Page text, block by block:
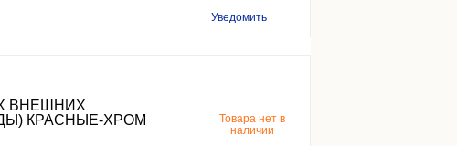
Уведомить
ВНЕШНИХ
КРАСНЫЕ-ХРОМ
Товара нет в
наличии